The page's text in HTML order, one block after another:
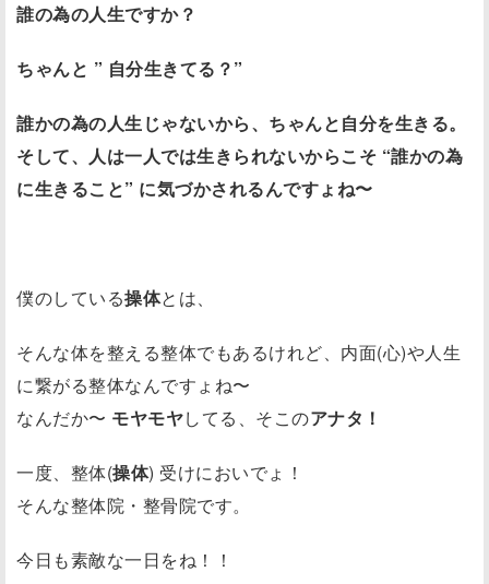
誰の為の人生ですか？
ちゃんと ” 自分生きてる？”
誰かの為の人生じゃないから、ちゃんと自分を生きる。
そして、人は一人では生きられないからこそ “誰かの為
に生きること” に気づかされるんですょね〜
僕のしている操体とは、
そんな体を整える整体でもあるけれど、内面(心)や人生
に繋がる整体なんですょね〜
なんだか〜 モヤモヤしてる、そこのアナタ！
一度、整体(操体) 受けにおいでょ！
そんな整体院・整骨院です。
今日も素敵な一日をね！！